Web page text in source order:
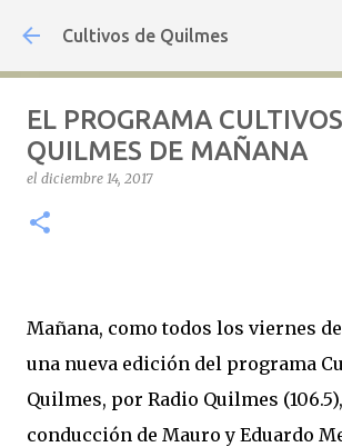
Ir al contenido principal
Cultivos de Quilmes
EL PROGRAMA
QUILMES DE MAÑANA
el diciembre 14, 2017
Mañana, como todos los viernes de
una nueva edición del programa
Quilmes, por Radio Quilmes
conducción de Mauro y Eduardo